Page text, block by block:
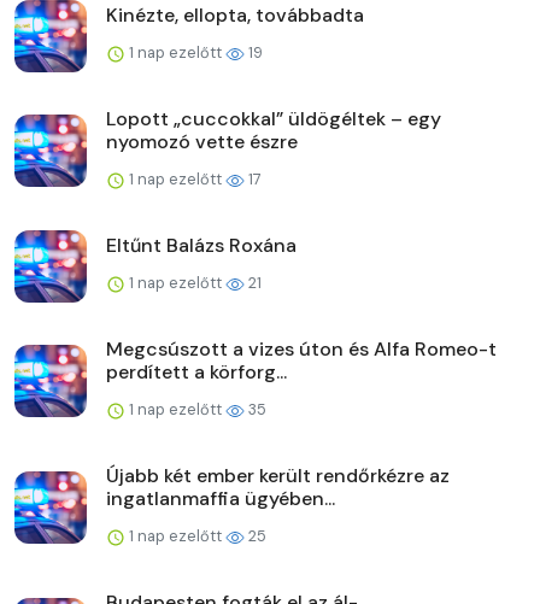
Kinézte, ellopta, továbbadta
1 nap ezelőtt 19
Lopott „cuccokkal” üldögéltek – egy
nyomozó vette észre
1 nap ezelőtt 17
Eltűnt Balázs Roxána
1 nap ezelőtt 21
Megcsúszott a vizes úton és Alfa Romeo-t
perdített a körforg...
1 nap ezelőtt 35
Újabb két ember került rendőrkézre az
ingatlanmaffia ügyében...
1 nap ezelőtt 25